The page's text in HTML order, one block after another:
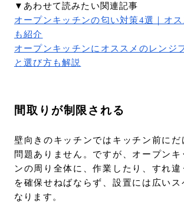
▼あわせて読みたい関連記事
オープンキッチンの匂い対策4選｜オ
も紹介
オープンキッチンにオススメのレンジ
と選び方も解説
間取りが制限される
壁向きのキッチンではキッチン前に
問題ありません。ですが、オープンキ
ンの周り全体に、作業したり、すれ違
を確保せねばならず、設置には広いス
なります。